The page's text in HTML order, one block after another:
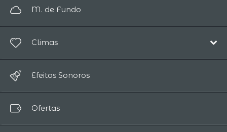
Ambiente
Piano
Mundo
Eletrônica
Ambiente
Mundo
M. de Fundo
Climas
Magia / Fantasia
Relaxante
Efeitos Sonoros
Ofertas